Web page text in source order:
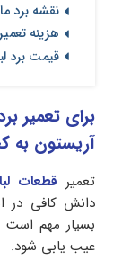
نقشه برد
هزینه
قیمت برد
برای تعمیر
آریستون به
تعمیر قطعات
دانش کافی در
بسیار مهم
عیب یابی شود.